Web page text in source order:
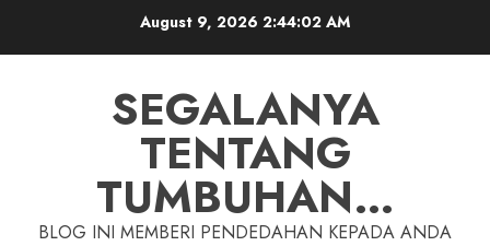
August 9, 2026 2:44:02 AM
SEGALANYA
TENTANG
TUMBUHAN…
BLOG INI MEMBERI PENDEDAHAN KEPADA ANDA